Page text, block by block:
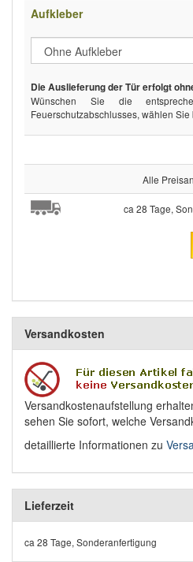
Aufkleber
Die Auslieferung der Tür erfolgt
Wünschen Sie die
Feuerschutzabschlusses, wählen
Alle
ca 28 Tage,
Versandkosten
Versandkostenaufstellung
sehen Sie sofort, welche
detaillierte Informationen zu
Lieferzeit
ca 28 Tage, Sonderanfertigung